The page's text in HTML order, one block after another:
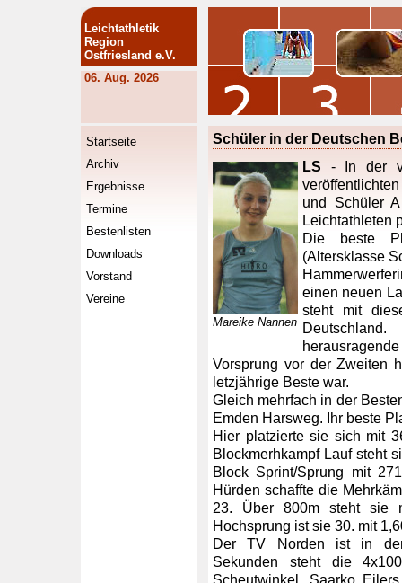
Leichtathletik
Region
Ostfriesland e.V.
06. Aug. 2026
Startseite
Archiv
Ergebnisse
Termine
Bestenlisten
Downloads
Vorstand
Vereine
Schüler in der Deutschen
Mareike Nannen
LS - In der
und Schüler
Leichtathleten
Die beste
(Altersklasse
einen neuen
steht mit
Vorsprung vor der Zweiten
letzjährige Beste war.
Gleich mehrfach in der
Emden Harsweg. Ihr beste
Hier platzierte sie sich mit
Blockmerhkampf Lauf steht
Block Sprint/Sprung mit
Hürden schaffte die
23. Über 800m steht sie
Hochsprung ist sie 30. mit
Der TV Norden ist in
Sekunden steht die
Scheutwinkel, Saarko